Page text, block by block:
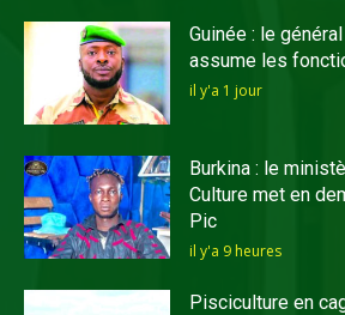
Guinée : le
assume les
il y'a 1 jour
Burkina : le
Culture met en
Pic
il y'a 9 heures
Pisciculture en